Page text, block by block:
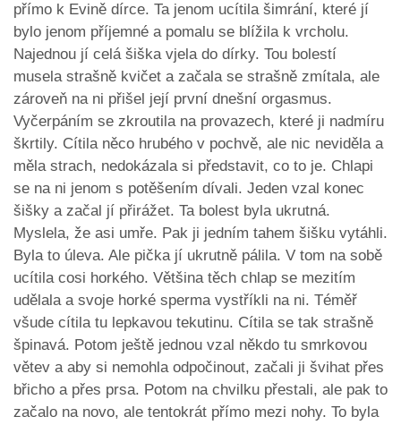
přímo k Evině dírce. Ta jenom ucítila šimrání, které jí
bylo jenom příjemné a pomalu se blížila k vrcholu.
Najednou jí celá šiška vjela do dírky. Tou bolestí
musela strašně kvičet a začala se strašně zmítala, ale
zároveň na ni přišel její první dnešní orgasmus.
Vyčerpáním se zkroutila na provazech, které ji nadmíru
škrtily. Cítila něco hrubého v pochvě, ale nic neviděla a
měla strach, nedokázala si představit, co to je. Chlapi
se na ni jenom s potěšením dívali. Jeden vzal konec
šišky a začal jí přirážet. Ta bolest byla ukrutná.
Myslela, že asi umře. Pak ji jedním tahem šišku vytáhli.
Byla to úleva. Ale pička jí ukrutně pálila. V tom na sobě
ucítila cosi horkého. Většina těch chlap se mezitím
udělala a svoje horké sperma vystříkli na ni. Téměř
všude cítila tu lepkavou tekutinu. Cítila se tak strašně
špinavá. Potom ještě jednou vzal někdo tu smrkovou
větev a aby si nemohla odpočinout, začali ji švihat přes
břicho a přes prsa. Potom na chvilku přestali, ale pak to
začalo na novo, ale tentokrát přímo mezi nohy. To byla